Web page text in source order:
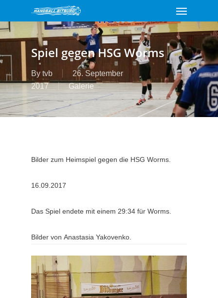
main
content
Menu
Spiel gegen HSG Worms
By tvb
26. September
2017
Galerie
Bilder zum Heimspiel gegen die HSG Worms.
16.09.2017
Das Spiel endete mit einem 29:34 für Worms.
Bilder von Anastasia Yakovenko.